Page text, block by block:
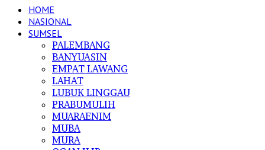
HOME
NASIONAL
SUMSEL
PALEMBANG
BANYUASIN
EMPAT LAWANG
LAHAT
LUBUK LINGGAU
PRABUMULIH
MUARAENIM
MUBA
MURA